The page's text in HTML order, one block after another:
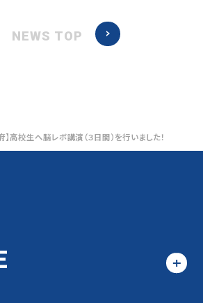
NEWS TOP
】高校生へ脳レボ講演（３日間）を行いました！